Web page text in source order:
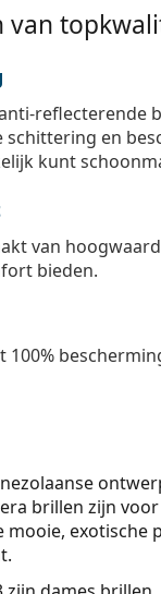
van
reflecterende
en
kunt
van
bieden.
100%
brillen zijn
exotische